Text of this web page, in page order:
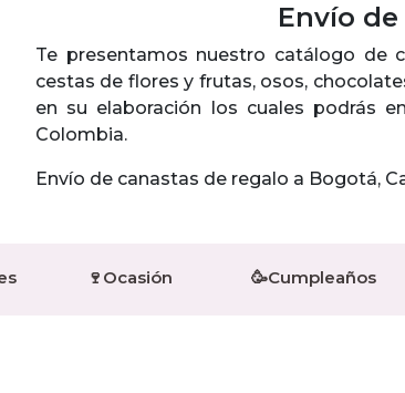
Envío
Te presentamos nuestro catálogo de
cestas de flores y frutas, osos,
en su elaboración los cuales podrás
Colombia.
Envío de canastas de regalo a Bogotá,
🍷Ocasión 🥳Cumpleaños